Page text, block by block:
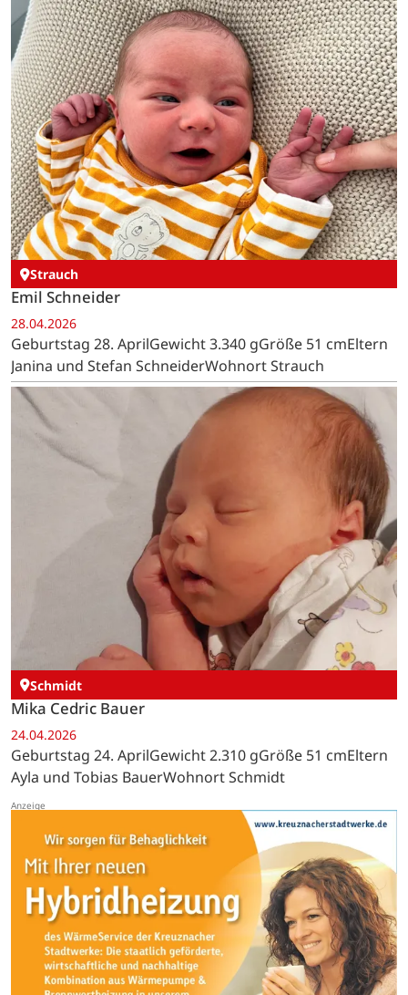
Strauch
Emil Schneider
28.04.2026
Geburtstag 28. AprilGewicht 3.340 gGröße 51 cmEltern
Janina und Stefan SchneiderWohnort Strauch
Schmidt
Mika Cedric Bauer
24.04.2026
Geburtstag 24. AprilGewicht 2.310 gGröße 51 cmEltern
Ayla und Tobias BauerWohnort Schmidt